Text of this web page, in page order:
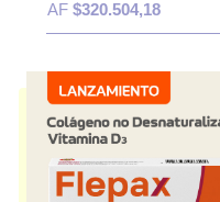
AF $320.504,18
OVIDRELcontiene
Gonadotropinoterapia. Es
presentación disponible.
Producto importado.